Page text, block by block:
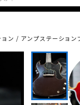
ベース
管楽器
ョン / アンプステーショ